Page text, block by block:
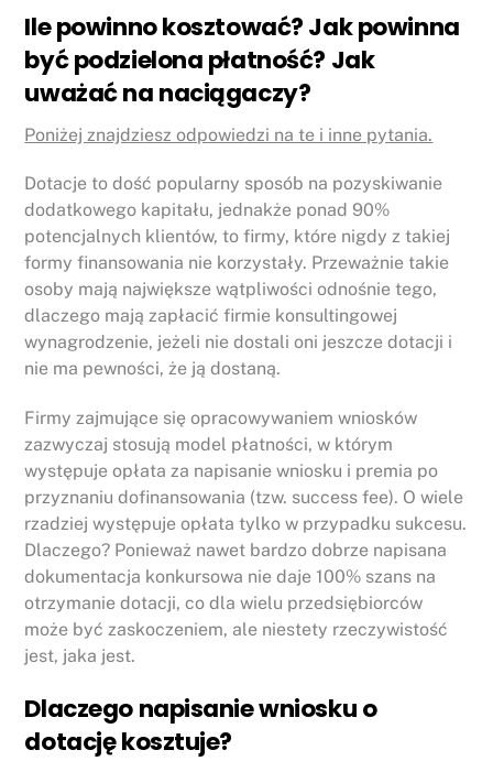
Ile powinno kosztować?Jak powinna
być podzielona płatność? Jak
uważać na naciągaczy?
Poniżej znajdziesz odpowiedzi na te i inne pytania.
Dotacje to dość popularny sposób na pozyskiwanie
dodatkowego kapitału, jednakże ponad 90%
potencjalnych klientów, to firmy, które nigdy z takiej
formy finansowania nie korzystały. Przeważnie takie
osoby mają największe wątpliwości odnośnie tego,
dlaczego mają zapłacić firmie konsultingowej
wynagrodzenie, jeżeli nie dostali oni jeszcze dotacji i
nie ma pewności, że ją dostaną.
Firmy zajmujące się opracowywaniem wniosków
zazwyczaj stosują model płatności, w którym
występuje opłata za napisanie wniosku i premia po
przyznaniu dofinansowania (tzw. success fee). O wiele
rzadziej występuje opłata tylko w przypadku sukcesu.
Dlaczego? Ponieważ nawet bardzo dobrze napisana
dokumentacja konkursowa nie daje 100% szans na
otrzymanie dotacji, co dla wielu przedsiębiorców
może być zaskoczeniem, ale niestety rzeczywistość
jest, jaka jest.
Dlaczego napisanie wniosku o
dotację kosztuje?